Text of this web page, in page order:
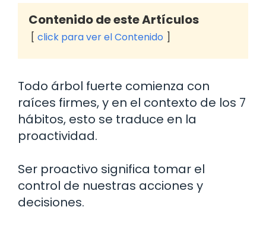
Contenido de este Artículos
click para ver el Contenido
Todo árbol fuerte comienza con
raíces firmes, y en el contexto de los 7
hábitos, esto se traduce en la
proactividad.
Ser proactivo significa tomar el
control de nuestras acciones y
decisiones.